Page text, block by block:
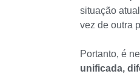
situação
vez de outra
Portanto, é
unificada,